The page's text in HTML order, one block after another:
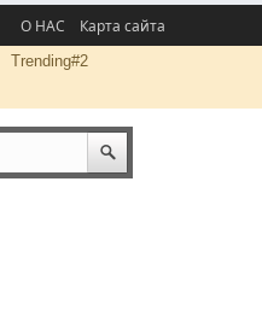
О НАС Карта сайта
Trending#2